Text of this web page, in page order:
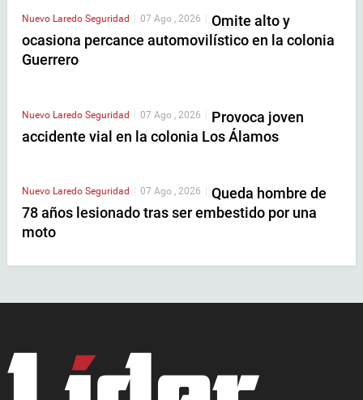
Nuevo Laredo Seguridad 07 Ago , 2026
Omite alto y
ocasiona percance automovilístico en la colonia
Guerrero
Nuevo Laredo Seguridad | 07 Ago , 2026 | Provoca joven
accidente vial en la colonia Los Álamos
Nuevo Laredo Seguridad 07 Ago , 2026
Queda hombre de
78 años lesionado tras ser embestido por una
moto